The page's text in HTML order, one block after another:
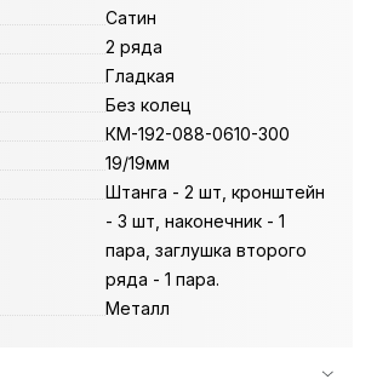
Сатин
2 ряда
Гладкая
Без колец
КМ-192-088-0610-300
19/19мм
Штанга - 2 шт, кронштейн
- 3 шт, наконечник - 1
пара, заглушка второго
ряда - 1 пара.
Металл